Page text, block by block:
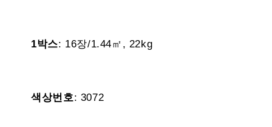
1박스: 16장/1.44㎡, 22kg
색상번호: 3072